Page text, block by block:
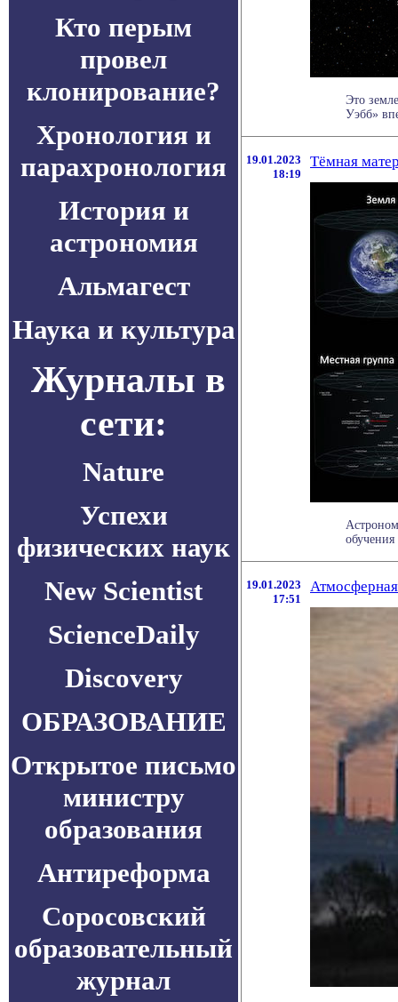
Кто перым
провел
клонирование?
Хронология и
парахронология
История и
астрономия
Альмагест
Наука и культура
Журналы в
сети:
Nature
Успехи
физических наук
New Scientist
ScienceDaily
Discovery
ОБРАЗОВАНИЕ
Открытое письмо
министру
образования
Антиреформа
Соросовский
образовательный
журнал
Это
Уэбб»
19.01.2023
18:19
Тёмная
19.01.2023
17:51